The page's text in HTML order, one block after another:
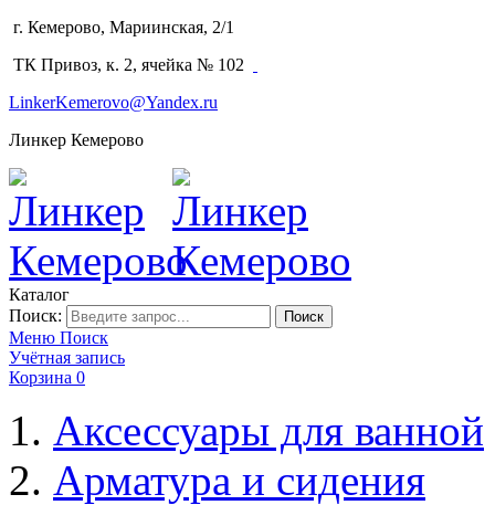
г. Кемерово, Мариинская, 2/1
ТК Привоз, к. 2, ячейка № 102
LinkerKemerovo@Yandex.ru
Линкер Кемерово
Каталог
Поиск:
Поиск
Меню Поиск
Учётная запись
Корзина 0
Аксессуары для ванной
Арматура и сидения